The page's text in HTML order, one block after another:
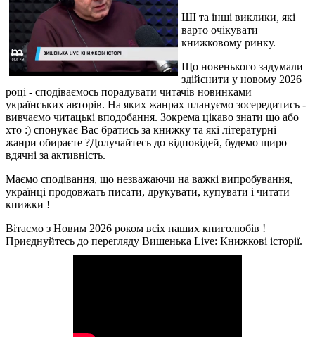
ШІ та інші виклики, які
варто очікувати
книжковому ринку.
Що новенького задумали
здійснити у новому 2026
році - сподіваємось порадувати читачів новинками
українських авторів. На яких жанрах плануємо зосередитись -
вивчаємо читацькі вподобання. Зокрема цікаво знати що або
хто :) спонукає Вас братись за книжку та які літературні
жанри обираєте ?Долучайтесь до відповідей, будемо щиро
вдячні за активність.
Маємо сподівання, що незважаючи на важкі випробування,
українці продовжать писати, друкувати, купувати і читати
книжки !
Вітаємо з Новим 2026 роком всіх наших книголюбів !
Приєднуйтесь до перегляду Вишенька Live: Книжкові історії.